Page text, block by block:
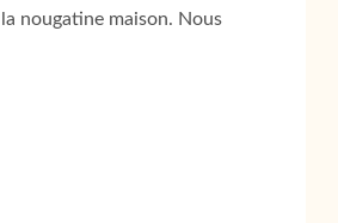
nougatine maison. Nous